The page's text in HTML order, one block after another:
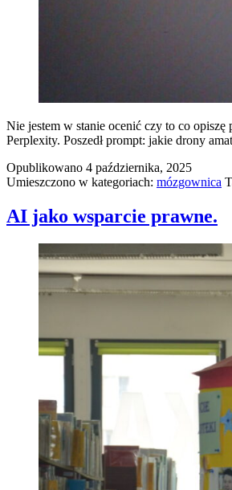
Nie jestem w stanie ocenić czy to co
Perplexity. Poszedł prompt: jakie drony
Opublikowano 4 października, 2025
Umieszczono w kategoriach: mózgownica
AI jako wsparcie prawne.